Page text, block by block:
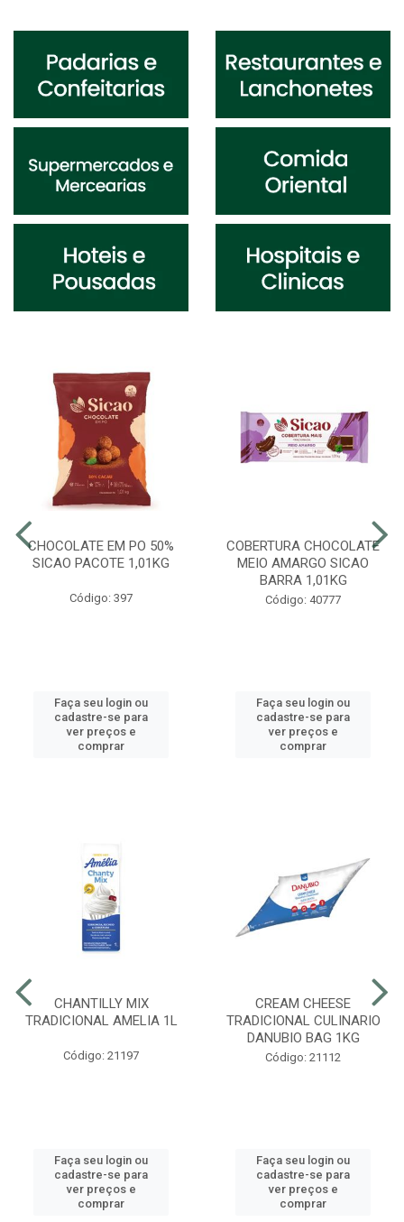
CHOCOLATE EM PO 50%
SICAO PACOTE 1,01KG
Código: 397
Faça seu login ou
cadastre-se para
ver preços e
comprar
COBERTURA CHOCOLATE
MEIO AMARGO SICAO
BARRA 1,01KG
Código: 40777
Faça seu login ou
cadastre-se para
ver preços e
comprar
CHANTILLY MIX
TRADICIONAL AMELIA 1L
Código: 21197
Faça seu login ou
cadastre-se para
ver preços e
comprar
CREAM CHEESE
TRADICIONAL CULINARIO
DANUBIO BAG 1KG
Código: 21112
Faça seu login ou
cadastre-se para
ver preços e
comprar